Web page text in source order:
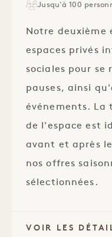
Jusqu'à 100
Notre deuxième
espaces privés
sociales pour se
pauses, ainsi
événements. La
de l'espace est
avant et après
nos offres
sélectionnées.
VOIR LES